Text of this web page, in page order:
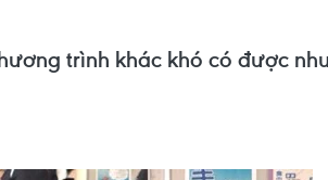
trình khác khó có được